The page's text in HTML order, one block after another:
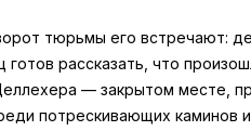
тюрьмы его встречают:
рассказать, что
— закрытом месте,
потрескивающих каминов